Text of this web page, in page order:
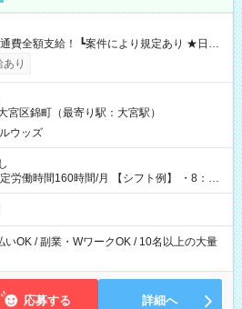
） ┗働いたその日に現金GET♪ お仕事後はコ
を引き落とせます！ 【試用期間】試
り
宮区錦町（最寄り駅：大宮駅）
ウッズ
時間/月 【シフト例】 ・8：00
いOK / 副業・WワークOK / 10名以上の大量
応募する 詳細へ